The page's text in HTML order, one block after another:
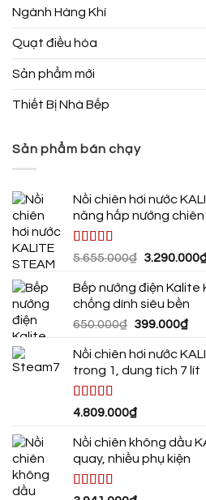
Ngành Hàng Khí
Quạt điều hòa
Sản phẩm mới
Thiết Bị Nhà Bếp
Sản phẩm bán chạy
Nồi chiên hơi nước
năng hấp nướng chiên
Được xếp
5 sao
5.655.000₫ Giá
là:
5.655.000₫.
3.290.000
Bếp nướng điện Kalite
chống dính siêu bền
650.000₫ Giá
là:
650.000₫.
399.000₫Giá
tại
là:
Nồi chiên hơi nước
trong 1, dung tích 7 lít
Được xếp
sao
4.809.000₫
Nồi chiên không dầu
quay, nhiều phụ kiện